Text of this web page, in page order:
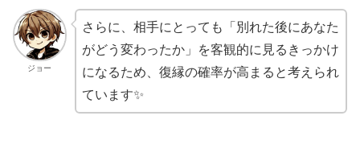
ジョー
さらに、相手にとっても「別れた後にあなた
がどう変わったか」を客観的に見るきっかけ
になるため、復縁の確率が高まると考えられ
ています✨